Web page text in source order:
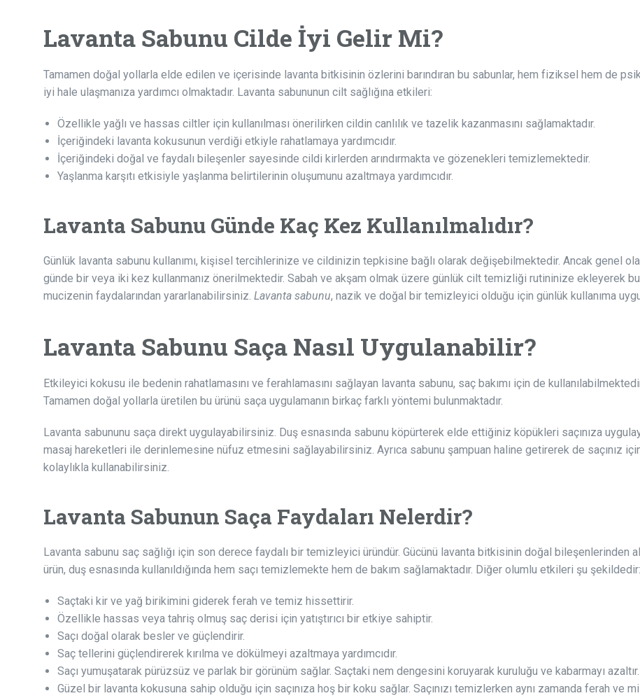
Lavanta Sabunu Cilde İyi Gelir Mi?
Tamamen doğal yollarla elde edilen ve içerisinde lavanta bitkisinin özlerini barındıran bu sabunlar, hem fiziksel hem de
iyi hale ulaşmanıza yardımcı olmaktadır. Lavanta sabununun cilt sağlığına etkileri:
Özellikle yağlı ve hassas ciltler için kullanılması önerilirken cildin canlılık ve tazelik kazanmasını sağlamaktadır.
İçeriğindeki lavanta kokusunun verdiği etkiyle rahatlamaya yardımcıdır.
İçeriğindeki doğal ve faydalı bileşenler sayesinde cildi kirlerden arındırmakta ve gözenekleri temizlemektedir.
Yaşlanma karşıtı etkisiyle yaşlanma belirtilerinin oluşumunu azaltmaya yardımcıdır.
Lavanta Sabunu Günde Kaç Kez Kullanılmalıdır?
Günlük lavanta sabunu kullanımı, kişisel tercihlerinize ve cildinizin tepkisine bağlı olarak değişebilmektedir. Ancak genel
günde bir veya iki kez kullanmanız önerilmektedir. Sabah ve akşam olmak üzere günlük cilt temizliği rutininize ekleyerek
mucizenin faydalarından yararlanabilirsiniz. Lavanta sabunu, nazik ve doğal bir temizleyici olduğu için günlük kullanıma
Lavanta Sabunu Saça Nasıl Uygulanabilir?
Etkileyici kokusu ile bedenin rahatlamasını ve ferahlamasını sağlayan lavanta sabunu, saç bakımı için de
Tamamen doğal yollarla üretilen bu ürünü saça uygulamanın birkaç farklı yöntemi bulunmaktadır.
Lavanta sabununu saça direkt uygulayabilirsiniz. Duş esnasında sabunu köpürterek elde ettiğiniz köpükleri saçınıza
masaj hareketleri ile derinlemesine nüfuz etmesini sağlayabilirsiniz. Ayrıca sabunu şampuan haline getirerek de saçınız
kolaylıkla kullanabilirsiniz.
Lavanta Sabunun Saça Faydaları Nelerdir?
Lavanta sabunu saç sağlığı için son derece faydalı bir temizleyici üründür. Gücünü lavanta bitkisinin doğal bileşenlerinden
ürün, duş esnasında kullanıldığında hem saçı temizlemekte hem de bakım sağlamaktadır. Diğer olumlu etkileri şu şekildedir:
Saçtaki kir ve yağ birikimini giderek ferah ve temiz hissettirir.
Özellikle hassas veya tahriş olmuş saç derisi için yatıştırıcı bir etkiye sahiptir.
Saçı doğal olarak besler ve güçlendirir.
Saç tellerini güçlendirerek kırılma ve dökülmeyi azaltmaya yardımcıdır.
Saçı yumuşatarak pürüzsüz ve parlak bir görünüm sağlar. Saçtaki nem dengesini koruyarak kuruluğu ve kabarmayı azaltır.
Güzel bir lavanta kokusuna sahip olduğu için saçınıza hoş bir koku sağlar. Saçınızı temizlerken aynı zamanda ferah ve